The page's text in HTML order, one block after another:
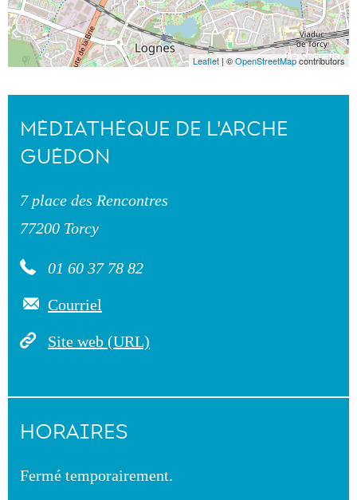
Leaflet | ©OpenStreetMapcontributors
MÉDIATHÈQUE DE L'ARCHE
GUÉDON
7 place des Rencontres
77200 Torcy
01 60 37 78 82
Courriel
Site web (URL)
HORAIRES
Fermé temporairement.